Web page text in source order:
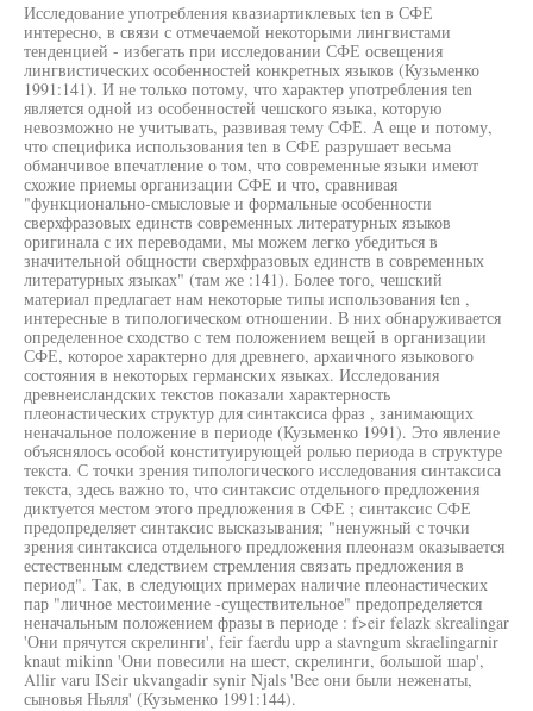
Исследование употребления квазиартиклевых ten в СФЕ
интересно, в связи с отмечаемой некоторыми лингвистами
тенденцией - избегать при исследовании СФЕ освещения
лингвистических особенностей конкретных языков (Кузьменко
1991:141). И не только потому, что характер употребления ten
является одной из особенностей чешского языка, которую
невозможно не учитывать, развивая тему СФЕ. А еще и потому,
что специфика использования ten в СФЕ разрушает весьма
обманчивое впечатление о том, что современные языки имеют
схожие приемы организации СФЕ и что, сравнивая
"функционально-смысловые и формальные особенности
сверхфразовых единств современных литературных языков
оригинала с их переводами, мы можем легко убедиться в
значительной общности сверхфразовых единств в современных
литературных языках" (там же :141). Более того, чешский
материал предлагает нам некоторые типы использования ten ,
интересные в типологическом отношении. В них обнаруживается
определенное сходство с тем положением вещей в организации
СФЕ, которое характерно для древнего, архаичного языкового
состояния в некоторых германских языках. Исследования
древнеисландских текстов показали характерность
плеонастических структур для синтаксиса фраз , занимающих
неначальное положение в периоде (Кузьменко 1991). Это явление
объяснялось особой конституирующей ролью периода в структуре
текста. С точки зрения типологического исследования синтаксиса
текста, здесь важно то, что синтаксис отдельного предложения
диктуется местом этого предложения в СФЕ ; синтаксис СФЕ
предопределяет синтаксис высказывания; "ненужный с точки
зрения синтаксиса отдельного предложения плеоназм оказывается
естественным следствием стремления связать предложения в
период". Так, в следующих примерах наличие плеонастических
пар "личное местоимение -существительное" предопределяется
неначальным положением фразы в периоде : f>eir felazk skrealingar
'Они прячутся скрелинги', feir faerdu upp a stavngum skraelingarnir
knaut mikinn 'Они повесили на шест, скрелинги, большой шар',
Allir varu ISeir ukvangadir synir Njals 'Bee они были неженаты,
сыновья Ньяля' (Кузьменко 1991:144).